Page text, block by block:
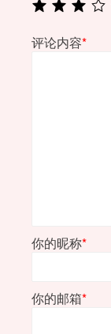
评论内容*
你的昵称*
你的邮箱*